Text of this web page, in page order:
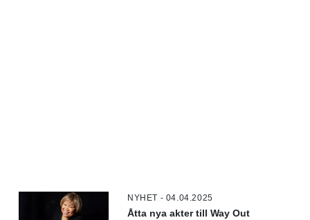
NYHET - 04.04.2025
Åtta nya akter till Way Out